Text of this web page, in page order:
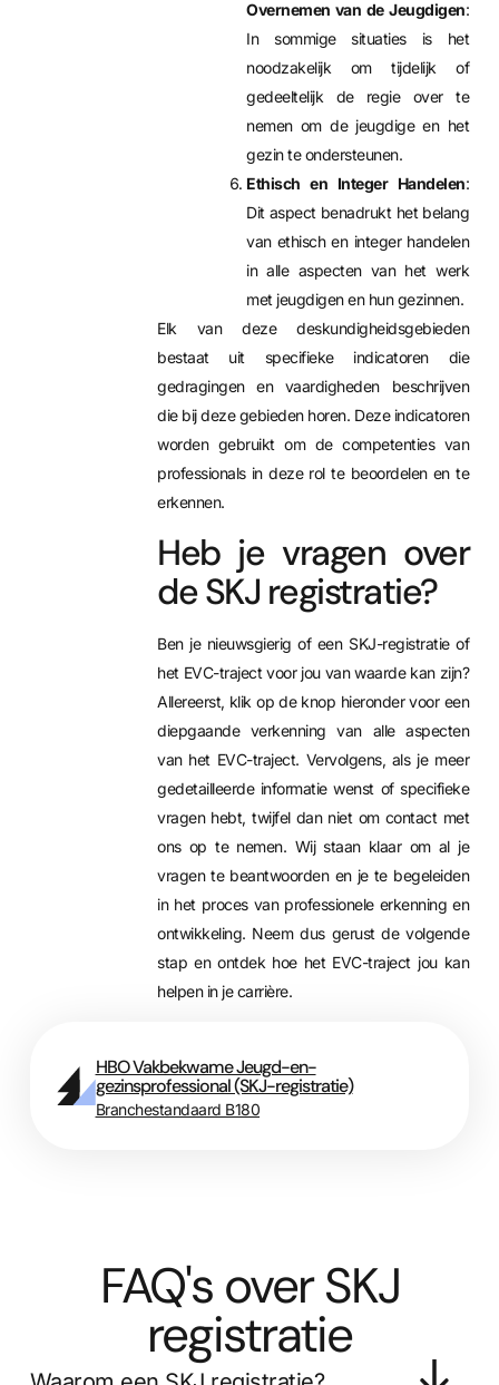
Overnemen van de Jeugdigen:
In sommige situaties is het
noodzakelijk om tijdelijk of
gedeeltelijk de regie over te
nemen om de jeugdige en het
gezin te ondersteunen.
Ethisch en Integer Handelen:
Dit aspect benadrukt het belang
van ethisch en integer handelen
in alle aspecten van het werk
met jeugdigen en hun gezinnen.
Elk van deze deskundigheidsgebieden
bestaat uit specifieke indicatoren die
gedragingen en vaardigheden beschrijven
die bij deze gebieden horen. Deze indicatoren
worden gebruikt om de competenties van
professionals in deze rol te beoordelen en te
erkennen.
Heb je vragen over
de SKJ registratie?
Ben je nieuwsgierig of een SKJ-registratie of
het EVC-traject voor jou van waarde kan zijn?
Allereerst, klik op de knop hieronder voor een
diepgaande verkenning van alle aspecten
van het EVC-traject. Vervolgens, als je meer
gedetailleerde informatie wenst of specifieke
vragen hebt, twijfel dan niet om contact met
ons op te nemen. Wij staan klaar om al je
vragen te beantwoorden en je te begeleiden
in het proces van professionele erkenning en
ontwikkeling. Neem dus gerust de volgende
stap en ontdek hoe het EVC-traject jou kan
helpen in je carrière.
HBO Vakbekwame Jeugd-en-
gezinsprofessional (SKJ-registratie)
Branchestandaard B180
FAQ's over SKJ
registratie